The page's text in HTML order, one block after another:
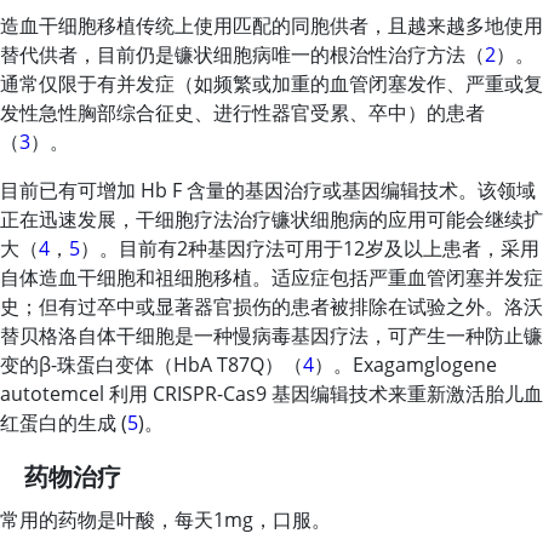
造血干细胞移植传统上使用匹配的同胞供者，且越来越多地使用
替代供者，目前仍是镰状细胞病唯一的根治性治疗方法（2）。
通常仅限于有并发症（如频繁或加重的血管闭塞发作、严重或复
发性急性胸部综合征史、进行性器官受累、卒中）的患者
（3）。
目前已有可增加 Hb F 含量的基因治疗或基因编辑技术。该领域
正在迅速发展，干细胞疗法治疗镰状细胞病的应用可能会继续扩
大（4 ， 5）。目前有2种基因疗法可用于12岁及以上患者，采用
自体造血干细胞和祖细胞移植。适应症包括严重血管闭塞并发症
史；但有过卒中或显著器官损伤的患者被排除在试验之外。洛沃
替贝格洛自体干细胞是一种慢病毒基因疗法，可产生一种防止镰
变的β-珠蛋白变体（HbA T87Q）（4）。Exagamglogene
autotemcel 利用 CRISPR-Cas9 基因编辑技术来重新激活胎儿血
红蛋白的生成 (5)。
药物治疗
常用的药物是叶酸，每天1mg，口服。